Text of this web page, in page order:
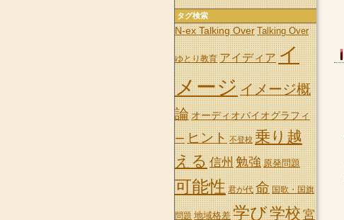
タグ検索
N-ex Talking Over Talking Over
ゆとり教育 アイディア イ
メージ イメージ概
論 オーディオバイオグラフィ
ー ヒント 不登校 乗り越
える信州 勉強 原発問題
可能性 君が代 命 国歌・国旗
問題 地域格差 学び学校 宮